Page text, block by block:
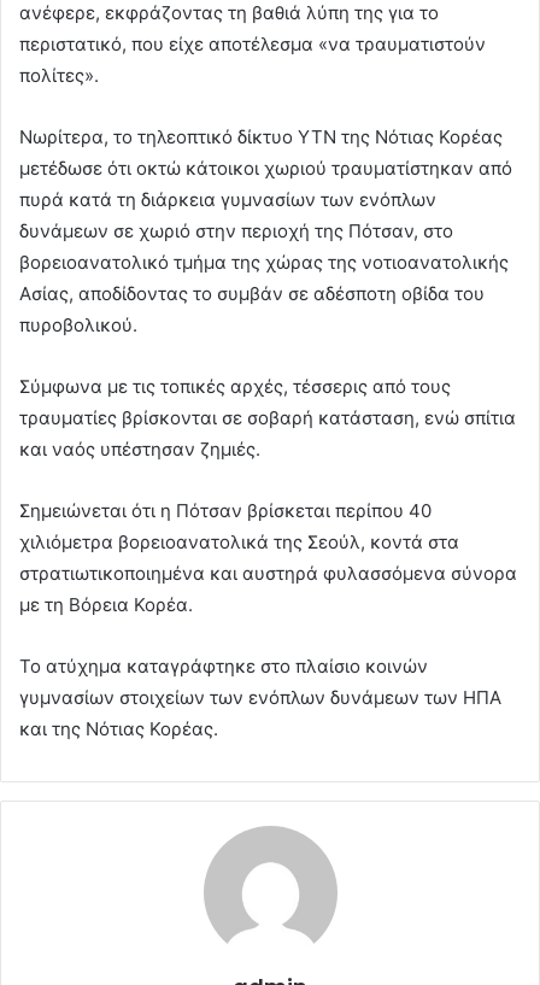
ανέφερε, εκφράζοντας τη βαθιά λύπη της για το
περιστατικό, που είχε αποτέλεσμα «να τραυματιστούν
πολίτες».
Νωρίτερα, το τηλεοπτικό δίκτυο YTN της Νότιας Κορέας
μετέδωσε ότι οκτώ κάτοικοι χωριού τραυματίστηκαν από
πυρά κατά τη διάρκεια γυμνασίων των ενόπλων
δυνάμεων σε χωριό στην περιοχή της Πότσαν, στο
βορειοανατολικό τμήμα της χώρας της νοτιοανατολικής
Ασίας, αποδίδοντας το συμβάν σε αδέσποτη οβίδα του
πυροβολικού.
Σύμφωνα με τις τοπικές αρχές, τέσσερις από τους
τραυματίες βρίσκονται σε σοβαρή κατάσταση, ενώ σπίτια
και ναός υπέστησαν ζημιές.
Σημειώνεται ότι η Πότσαν βρίσκεται περίπου 40
χιλιόμετρα βορειοανατολικά της Σεούλ, κοντά στα
στρατιωτικοποιημένα και αυστηρά φυλασσόμενα σύνορα
με τη Βόρεια Κορέα.
Το ατύχημα καταγράφτηκε στο πλαίσιο κοινών
γυμνασίων στοιχείων των ενόπλων δυνάμεων των ΗΠΑ
και της Νότιας Κορέας.